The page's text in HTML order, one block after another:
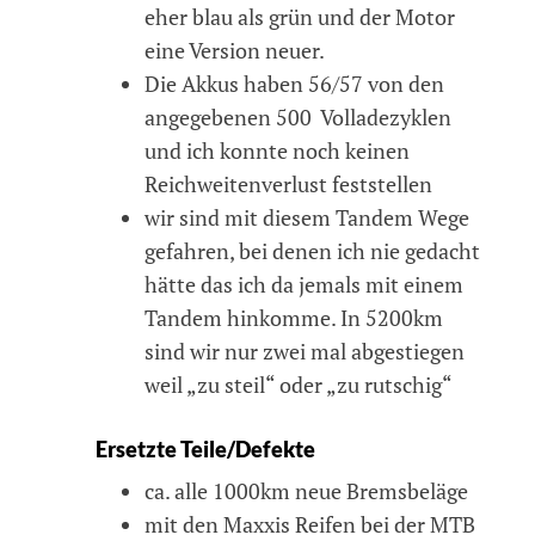
eher blau als grün und der Motor
eine Version neuer.
Die Akkus haben 56/57 von den
angegebenen 500 Volladezyklen
und ich konnte noch keinen
Reichweitenverlust feststellen
wir sind mit diesem Tandem Wege
gefahren, bei denen ich nie gedacht
hätte das ich da jemals mit einem
Tandem hinkomme. In 5200km
sind wir nur zwei mal abgestiegen
weil „zu steil“ oder „zu rutschig“
Ersetzte Teile/Defekte
ca. alle 1000km neue Bremsbeläge
mit den Maxxis Reifen bei der MTB